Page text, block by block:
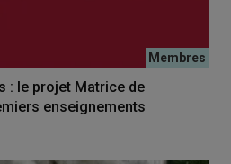
: le projet Matrice de
enseignements